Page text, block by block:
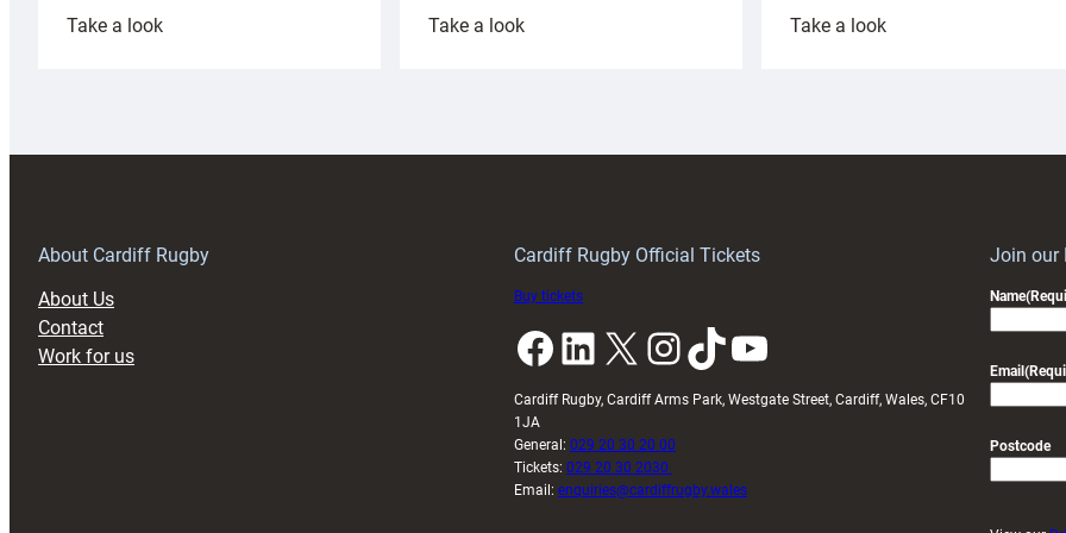
Take a look:
Take a look:
Take a look:
About Cardiff Rugby
About Us
Contact
Work for us
Cardiff Rugby Official Tickets
Buy tickets
Facebook LinkedIn X InstagramTikTok YouTube
Cardiff Rugby, Cardiff Arms Park, Westgate Street, Cardiff, Wales, CF10
1JA
General: 029 20 30 20 00
Tickets: 029 20 30 2030
Email: enquiries@cardiffrugby.wales
Join our
Name
Email
Postcode